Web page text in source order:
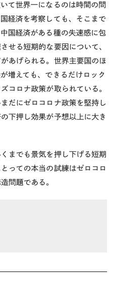
て世界一になるのは時間の問
経済を考察しても、そこまで
国経済がある種の失速感に包
せる短期的な要因について、
あげられる。世界主要国のほ
増えても、できるだけロック
コロナ政策が取られている。
だにゼロコロナ政策を堅持し
下押し効果が予想以上に大き
までも景気を押し下げる短期
っての本当の試練はゼロコロ
問題である。